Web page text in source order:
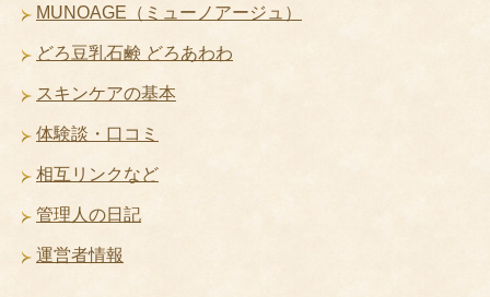
MUNOAGE（ミューノアージュ）
どろ豆乳石鹸 どろあわわ
スキンケアの基本
体験談・口コミ
相互リンクなど
管理人の日記
運営者情報